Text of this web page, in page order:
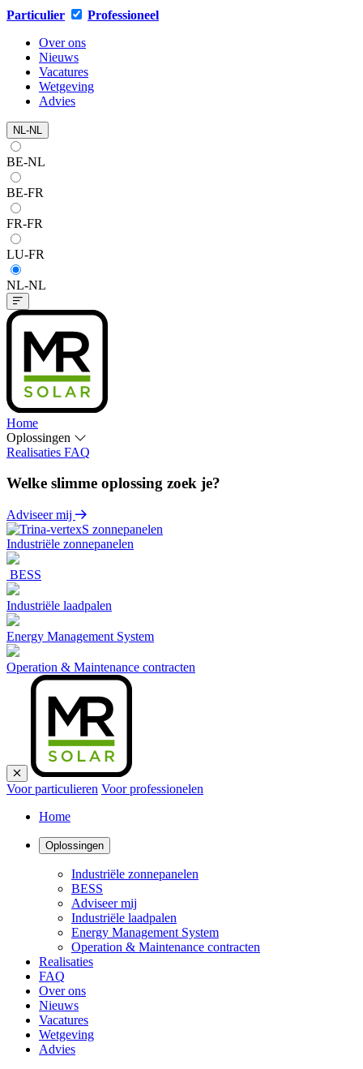
Particulier
Professioneel
Over ons
Nieuws
Vacatures
Wetgeving
Advies
NL-NL
BE-NL
BE-FR
FR-FR
LU-FR
NL-NL
Home
Oplossingen
Realisaties FAQ
Welke slimme oplossing zoek je?
Adviseer mij
Industriële zonnepanelen
BESS
Industriële laadpalen
Energy Management System
Operation & Maintenance contracten
Voor particulieren Voor professionelen
Home
Oplossingen
Industriële zonnepanelen
BESS
Adviseer mij
Industriële laadpalen
Energy Management System
Operation & Maintenance contracten
Realisaties
FAQ
Over ons
Nieuws
Vacatures
Wetgeving
Advies